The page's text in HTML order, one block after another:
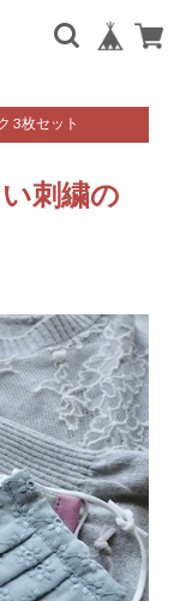
3枚セット
刺繍の